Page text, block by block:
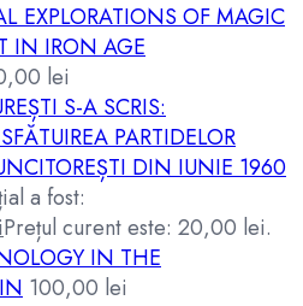
EXPLORATIONS OF MAGIC
IN IRON AGE
lei
S-A SCRIS:
PARTIDELOR
DIN IUNIE 1960
a fost:
Prețul curent este: 20,00 lei.
IN THE
100,00 lei